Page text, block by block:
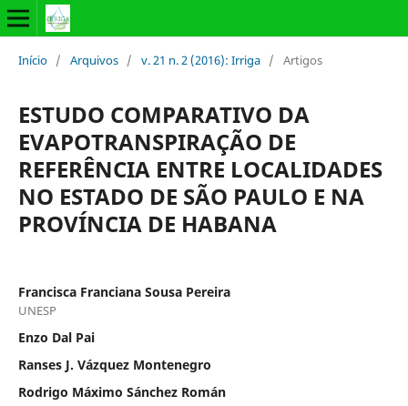
Início / Arquivos / v. 21 n. 2 (2016): Irriga / Artigos
ESTUDO COMPARATIVO DA
EVAPOTRANSPIRAÇÃO DE
REFERÊNCIA ENTRE LOCALIDADES
NO ESTADO DE SÃO PAULO E NA
PROVÍNCIA DE HABANA
Francisca Franciana Sousa Pereira
UNESP
Enzo Dal Pai
Ranses J. Vázquez Montenegro
Rodrigo Máximo Sánchez Román